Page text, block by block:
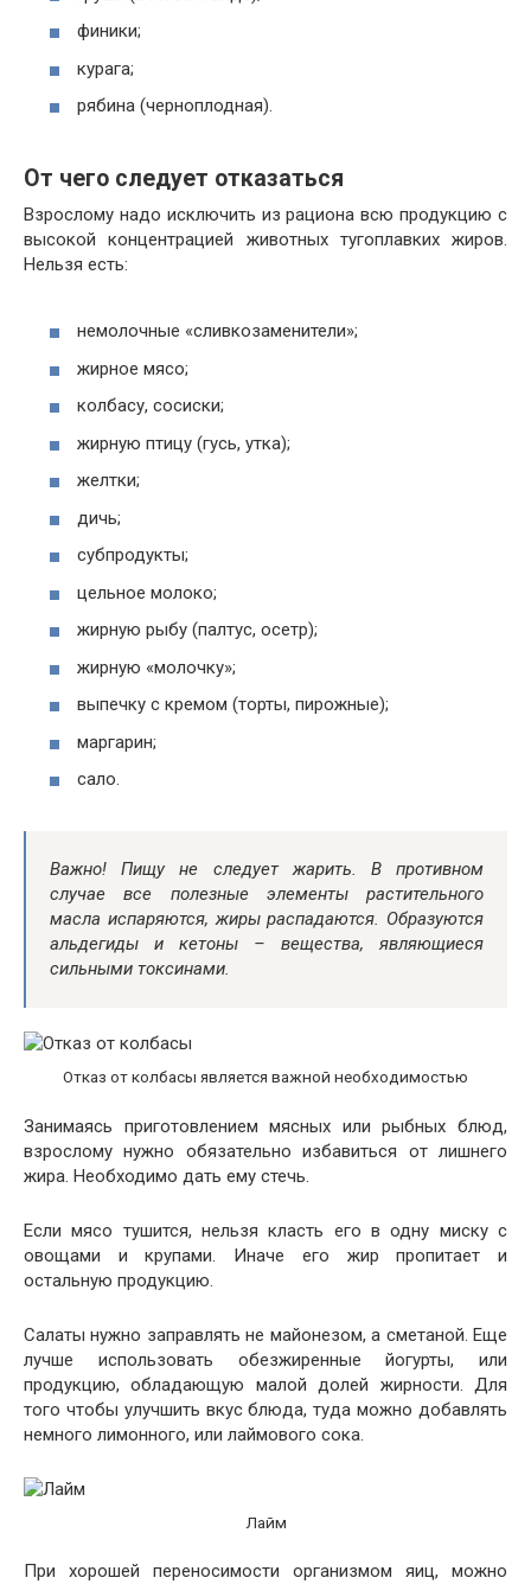
финики;
курага;
рябина (черноплодная).
От чего следует отказаться
Взрослому надо исключить из рациона всю продукцию с
высокой концентрацией животных тугоплавких жиров.
Нельзя есть:
немолочные «сливкозаменители»;
жирное мясо;
колбасу, сосиски;
жирную птицу (гусь, утка);
желтки;
дичь;
субпродукты;
цельное молоко;
жирную рыбу (палтус, осетр);
жирную «молочку»;
выпечку с кремом (торты, пирожные);
маргарин;
сало.
Важно! Пищу не следует жарить. В противном
случае все полезные элементы растительного
масла испаряются, жиры распадаются. Образуются
альдегиды и кетоны – вещества, являющиеся
сильными токсинами.
Отказ от колбасы является важной необходимостью
Занимаясь приготовлением мясных или рыбных блюд,
взрослому нужно обязательно избавиться от лишнего
жира. Необходимо дать ему стечь.
Если мясо тушится, нельзя класть его в одну миску с
овощами и крупами. Иначе его жир пропитает и
остальную продукцию.
Салаты нужно заправлять не майонезом, а сметаной. Еще
лучше использовать обезжиренные йогурты, или
продукцию, обладающую малой долей жирности. Для
того чтобы улучшить вкус блюда, туда можно добавлять
немного лимонного, или лаймового сока.
Лайм
При хорошей переносимости организмом яиц, можно